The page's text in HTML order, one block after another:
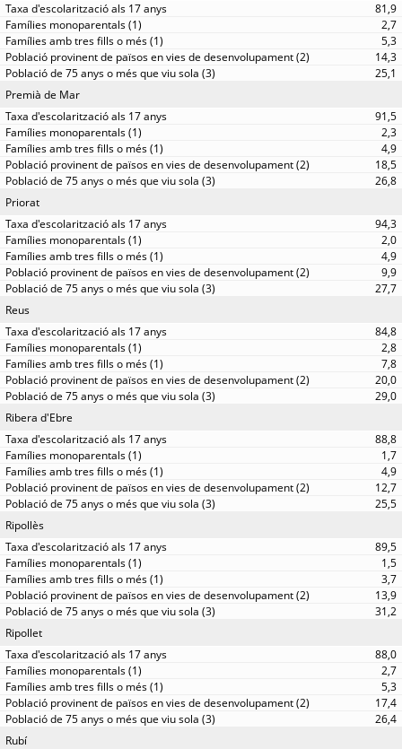
81,9
2,7
5,3
14,3
25,1
Premià de Mar
91,5
2,3
4,9
18,5
26,8
Priorat
94,3
2,0
4,9
9,9
27,7
Reus
84,8
2,8
7,8
20,0
29,0
Ribera d'Ebre
88,8
1,7
4,9
12,7
25,5
Ripollès
89,5
1,5
3,7
13,9
31,2
Ripollet
88,0
2,7
5,3
17,4
26,4
Rubí